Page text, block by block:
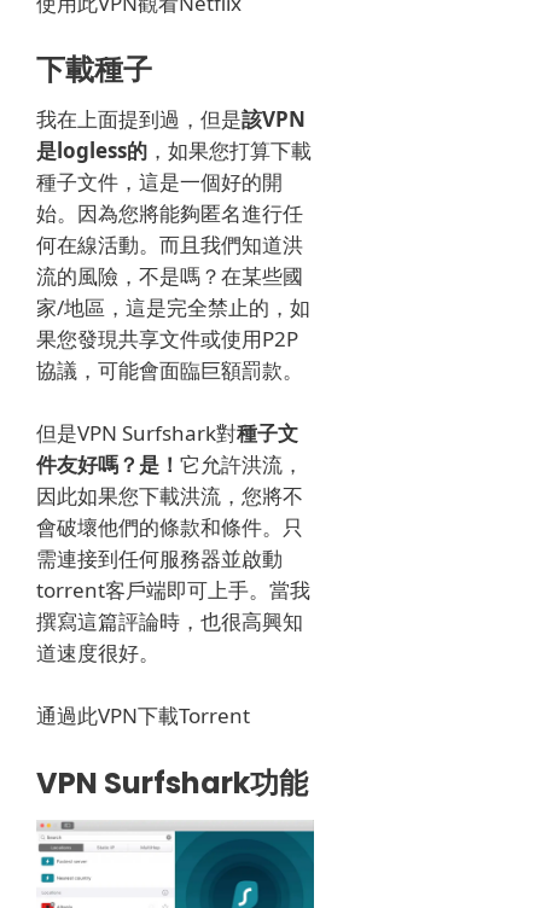
下載種子
我在上面提到過，但是該VPN
是logless的 ，如果您打算下載
種子文件，這是一個好的開
始。 因為您將能夠匿名進行任
何在線活動。 而且我們知道洪
流的風險，不是嗎？在某些國
家/地區，這是完全禁止的，如
果您發現共享文件或使用P2P
協議，可能會面臨巨額罰款。
但是VPN Surfshark對種子文
件友好嗎？ 是！ 它允許洪流，
因此如果您下載洪流，您將不
會破壞他們的條款和條件。 只
需連接到任何服務器並啟動
torrent客戶端即可上手。 當我
撰寫這篇評論時，也很高興知
道速度很好。
通過此VPN下載Torrent
VPN Surfshark功能